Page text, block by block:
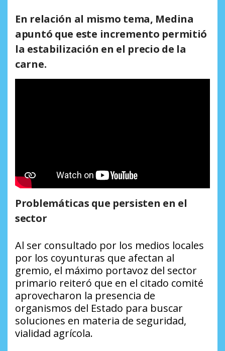
En relación al mismo tema, Medina
apuntó que este incremento permitió
la estabilización en el precio de la
carne.
Problemáticas que persisten en el
sector
Al ser consultado por los medios locales
por los coyunturas que afectan al
gremio, el máximo portavoz del sector
primario reiteró que en el citado comité
aprovecharon la presencia de
organismos del Estado para buscar
soluciones en materia de seguridad,
vialidad agrícola.